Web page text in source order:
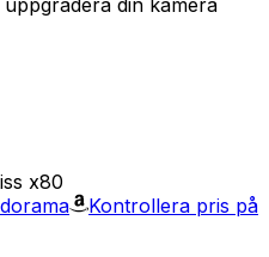
din kamera
x80
Kontrollera pris på